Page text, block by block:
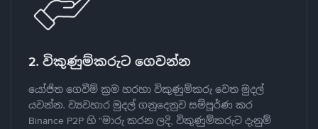
2. විකුණුම්කරුට ගෙවන්න
යෝජිත ගෙවීම් ක්‍රම හරහා විකුණුම්කරු වෙත මුදල්
යවන්න. ව්‍යවහාර මුදල් ගනුදෙනුව සම්පූර්ණ කර
Binance P2P හි "මාරු කරන ලදි, විකුණුම්කරුට දැනුම්